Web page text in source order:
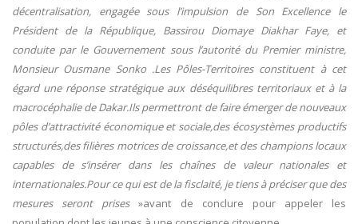
décentralisation, engagée sous l’impulsion de Son Excellence le
Président de la République, Bassirou Diomaye Diakhar Faye, et
conduite par le Gouvernement sous l’autorité du Premier ministre,
Monsieur Ousmane Sonko .Les Pôles-Territoires constituent à cet
égard une réponse stratégique aux déséquilibres territoriaux et à la
macrocéphalie de Dakar.Ils permettront de faire émerger de nouveaux
pôles d’attractivité économique et sociale,des écosystèmes productifs
structurés,des filières motrices de croissance,et des champions locaux
capables de s’insérer dans les chaînes de valeur nationales et
internationales.Pour ce qui est de la fisclaité, je tiens à préciser que des
mesures seront prises»avant de conclure pour appeler les